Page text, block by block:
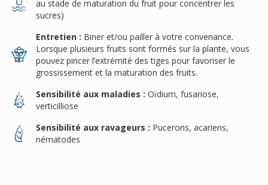
au stade de maturation du fruit pour concentrer les
sucres)
Entretien : Biner et/ou pailler à votre convenance.
Lorsque plusieurs fruits sont formés sur la plante, vous
pouvez pincer l’extrémité des tiges pour favoriser le
grossissement et la maturation des fruits.
Sensibilité aux maladies : Oïdium, fusariose,
verticilliose
Sensibilité aux ravageurs : Pucerons, acariens,
nématodes